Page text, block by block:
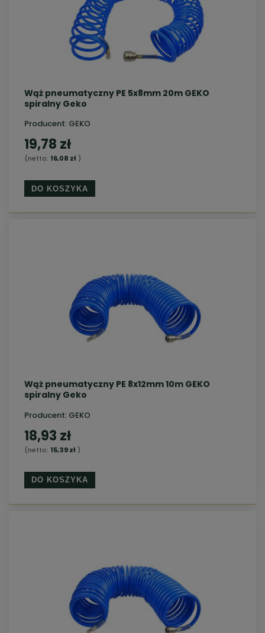
Wąż pneumatyczny PE 5x8mm 20m GEKO
spiralny Geko
Producent: GEKO
19,78 zł
(netto: 16,08 zł)
DO KOSZYKA
Wąż pneumatyczny PE 8x12mm 10m GEKO
spiralny Geko
Producent: GEKO
18,93 zł
(netto: 15,39 zł)
DO KOSZYKA